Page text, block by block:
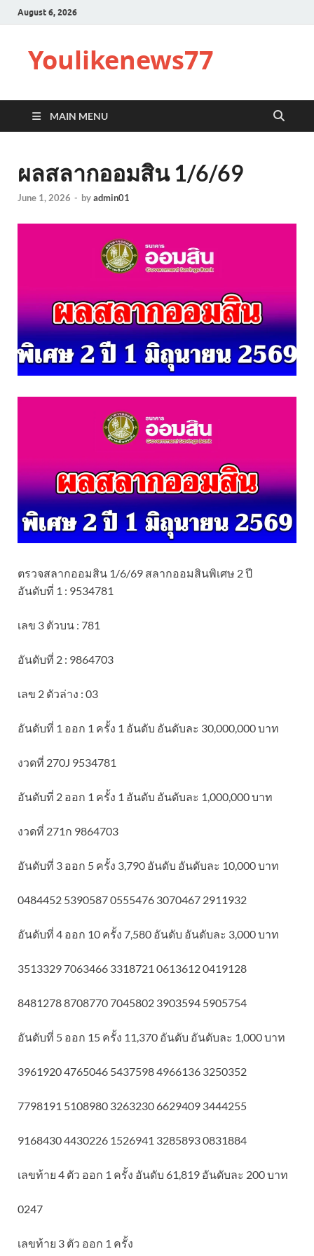
August 6, 2026
Youlikenews77
MAIN MENU
ผลสลากออมสิน 1/6/69
June 1, 2026 - byadmin01
ตรวจสลากออมสิน 1/6/69 สลากออมสินพิเศษ 2 ปี
อันดับที่ 1 : 9534781
เลข 3 ตัวบน : 781
อันดับที่ 2 : 9864703
เลข 2 ตัวล่าง : 03
อันดับที่ 1 ออก 1 ครั้ง 1 อันดับ อันดับละ 30,000,000 บาท
งวดที่ 270J 9534781
อันดับที่ 2 ออก 1 ครั้ง 1 อันดับ อันดับละ 1,000,000 บาท
งวดที่ 271ก 9864703
อันดับที่ 3 ออก 5 ครั้ง 3,790 อันดับ อันดับละ 10,000 บาท
0484452 5390587 0555476 3070467 2911932
อันดับที่ 4 ออก 10 ครั้ง 7,580 อันดับ อันดับละ 3,000 บาท
3513329 7063466 3318721 0613612 0419128
8481278 8708770 7045802 3903594 5905754
อันดับที่ 5 ออก 15 ครั้ง 11,370 อันดับ อันดับละ 1,000 บาท
3961920 4765046 5437598 4966136 3250352
7798191 5108980 3263230 6629409 3444255
9168430 4430226 1526941 3285893 0831884
เลขท้าย 4 ตัว ออก 1 ครั้ง อันดับ 61,819 อันดับละ 200 บาท
0247
เลขท้าย 3 ตัว ออก 1 ครั้ง